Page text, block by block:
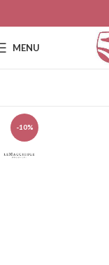
MENU
-10%